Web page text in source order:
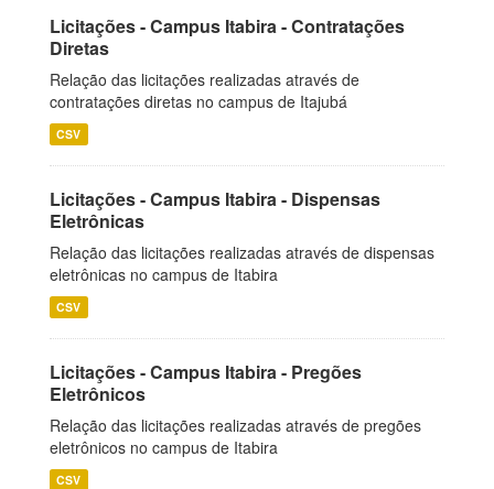
Licitações - Campus Itabira - Contratações
Diretas
Relação das licitações realizadas através de
contratações diretas no campus de Itajubá
CSV
Licitações - Campus Itabira - Dispensas
Eletrônicas
Relação das licitações realizadas através de dispensas
eletrônicas no campus de Itabira
CSV
Licitações - Campus Itabira - Pregões
Eletrônicos
Relação das licitações realizadas através de pregões
eletrônicos no campus de Itabira
CSV